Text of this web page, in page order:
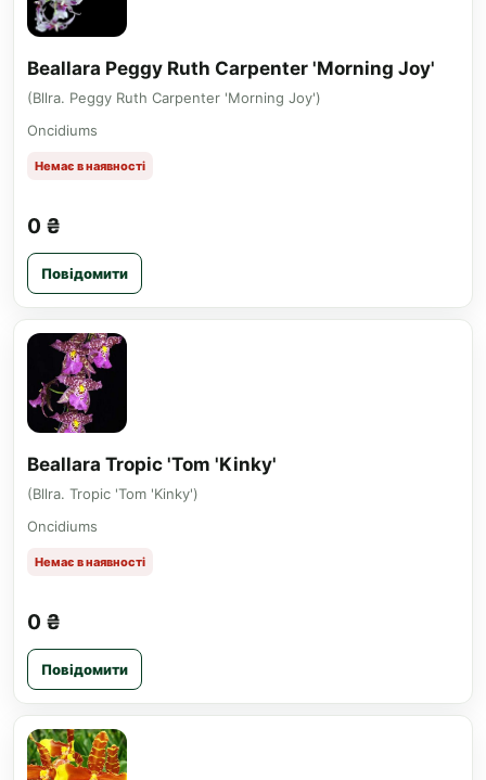
Beallara Peggy Ruth Carpenter 'Morning Joy'
(Bllra. Peggy Ruth Carpenter 'Morning Joy')
Oncidiums
Немає в наявності
0 ₴
Повідомити
Beallara Tropic 'Tom 'Kinky'
(Bllra. Tropic 'Tom 'Kinky')
Oncidiums
Немає в наявності
0 ₴
Повідомити